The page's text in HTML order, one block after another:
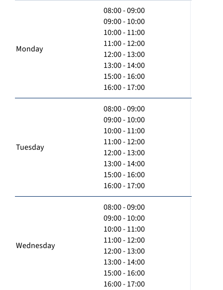
Monday
08:00 - 09:00
09:00 - 10:00
10:00 - 11:00
11:00 - 12:00
12:00 - 13:00
13:00 - 14:00
15:00 - 16:00
16:00 - 17:00
Tuesday
08:00 - 09:00
09:00 - 10:00
10:00 - 11:00
11:00 - 12:00
12:00 - 13:00
13:00 - 14:00
15:00 - 16:00
16:00 - 17:00
Wednesday
08:00 - 09:00
09:00 - 10:00
10:00 - 11:00
11:00 - 12:00
12:00 - 13:00
13:00 - 14:00
15:00 - 16:00
16:00 - 17:00